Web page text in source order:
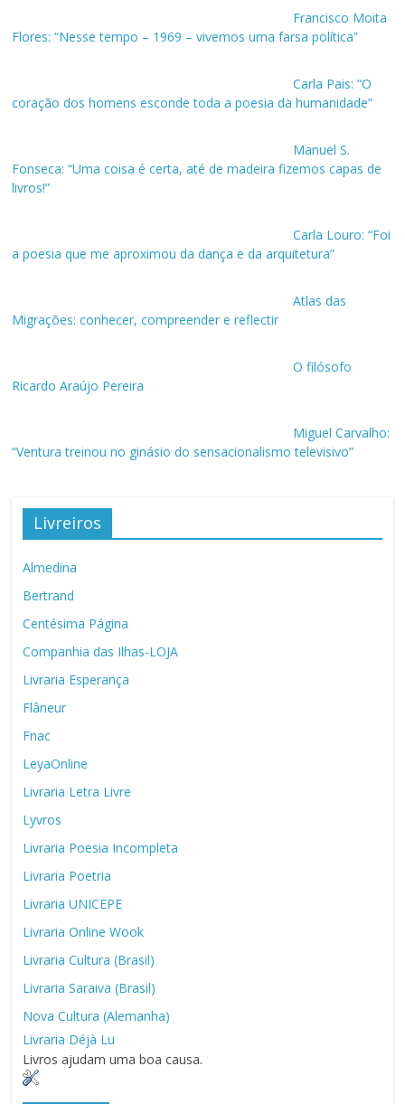
Francisco Moita
Flores: “Nesse tempo – 1969 – vivemos uma farsa política”
Carla Pais: “O
coração dos homens esconde toda a poesia da humanidade”
Manuel S.
Fonseca: “Uma coisa é certa, até de madeira fizemos capas de
livros!”
Carla Louro: “Foi
a poesia que me aproximou da dança e da arquitetura”
Atlas das
Migrações: conhecer, compreender e reflectir
O filósofo
Ricardo Araújo Pereira
Miguel Carvalho:
“Ventura treinou no ginásio do sensacionalismo televisivo”
Livreiros
Almedina
Bertrand
Centésima Página
Companhia das Ilhas-LOJA
Livraria Esperança
Flâneur
Fnac
LeyaOnline
Livraria Letra Livre
Lyvros
Livraria Poesia Incompleta
Livraria Poetria
Livraria UNICEPE
Livraria Online Wook
Livraria Cultura (Brasil)
Livraria Saraiva (Brasil)
Nova Cultura (Alemanha)
Livraria Déjà Lu
Livros ajudam uma boa causa.